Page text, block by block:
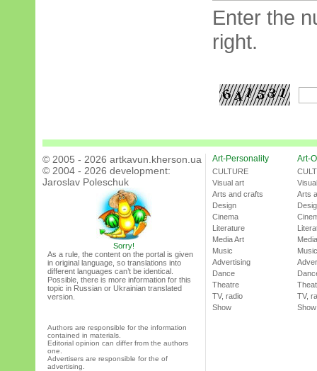
Enter the
right.
© 2005 - 2026 artkavun.kherson.ua
© 2004 - 2026 development:
Jaroslav Poleschuk
Sorry!
As a rule, the content on the portal is given
in original language, so translations into
different languages can’t be identical.
Possible, there is more information for this
topic in Russian or Ukrainian translated
version.
Authors are responsible for the information
contained in materials.
Editorial opinion can differ from the authors
one.
Advertisers are responsible for the of
advertising.
Art-Personality
CULTURE
Visual art
Arts and crafts
Design
Cinema
Literature
Media Art
Music
Advertising
Dance
Theatre
TV, radio
Show
Art-
Arts
Music
TV,
Show